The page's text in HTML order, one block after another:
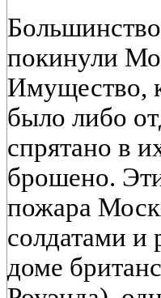
покинули
Имущество,
было либо
спрятано в
брошено.
пожара
солдатами и
доме